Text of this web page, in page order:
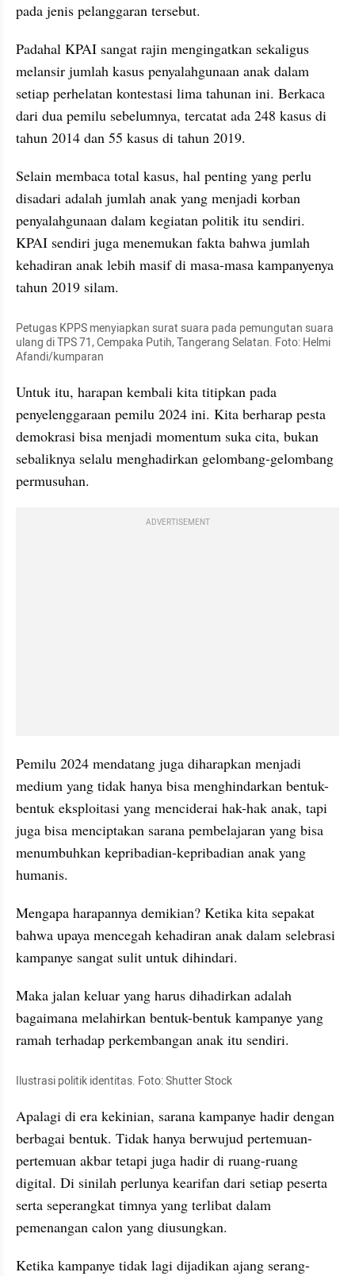
pada jenis pelanggaran tersebut.
Padahal KPAI sangat rajin mengingatkan sekaligus
melansir jumlah kasus penyalahgunaan anak dalam
setiap perhelatan kontestasi lima tahunan ini. Berkaca
dari dua pemilu sebelumnya, tercatat ada 248 kasus di
tahun 2014 dan 55 kasus di tahun 2019.
Selain membaca total kasus, hal penting yang perlu
disadari adalah jumlah anak yang menjadi korban
penyalahgunaan dalam kegiatan politik itu sendiri.
KPAI sendiri juga menemukan fakta bahwa jumlah
kehadiran anak lebih masif di masa-masa kampanyenya
tahun 2019 silam.
Petugas KPPS menyiapkan surat suara pada pemungutan suara
ulang di TPS 71, Cempaka Putih, Tangerang Selatan. Foto: Helmi
Afandi/kumparan
Untuk itu, harapan kembali kita titipkan pada
penyelenggaraan pemilu 2024 ini. Kita berharap pesta
demokrasi bisa menjadi momentum suka cita, bukan
sebaliknya selalu menghadirkan gelombang-gelombang
permusuhan.
ADVERTISEMENT
Pemilu 2024 mendatang juga diharapkan menjadi
medium yang tidak hanya bisa menghindarkan bentuk-
bentuk eksploitasi yang menciderai hak-hak anak, tapi
juga bisa menciptakan sarana pembelajaran yang bisa
menumbuhkan kepribadian-kepribadian anak yang
humanis.
Mengapa harapannya demikian? Ketika kita sepakat
bahwa upaya mencegah kehadiran anak dalam selebrasi
kampanye sangat sulit untuk dihindari.
Maka jalan keluar yang harus dihadirkan adalah
bagaimana melahirkan bentuk-bentuk kampanye yang
ramah terhadap perkembangan anak itu sendiri.
Ilustrasi politik identitas. Foto: Shutter Stock
Apalagi di era kekinian, sarana kampanye hadir dengan
berbagai bentuk. Tidak hanya berwujud pertemuan-
pertemuan akbar tetapi juga hadir di ruang-ruang
digital. Di sinilah perlunya kearifan dari setiap peserta
serta seperangkat timnya yang terlibat dalam
pemenangan calon yang diusungkan.
Ketika kampanye tidak lagi dijadikan ajang serang-